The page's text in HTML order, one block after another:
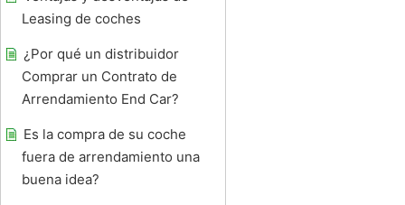
Leasing de coches
¿Por qué un distribuidor
Comprar un Contrato de
Arrendamiento End Car?
Es la compra de su coche
fuera de arrendamiento una
buena idea?